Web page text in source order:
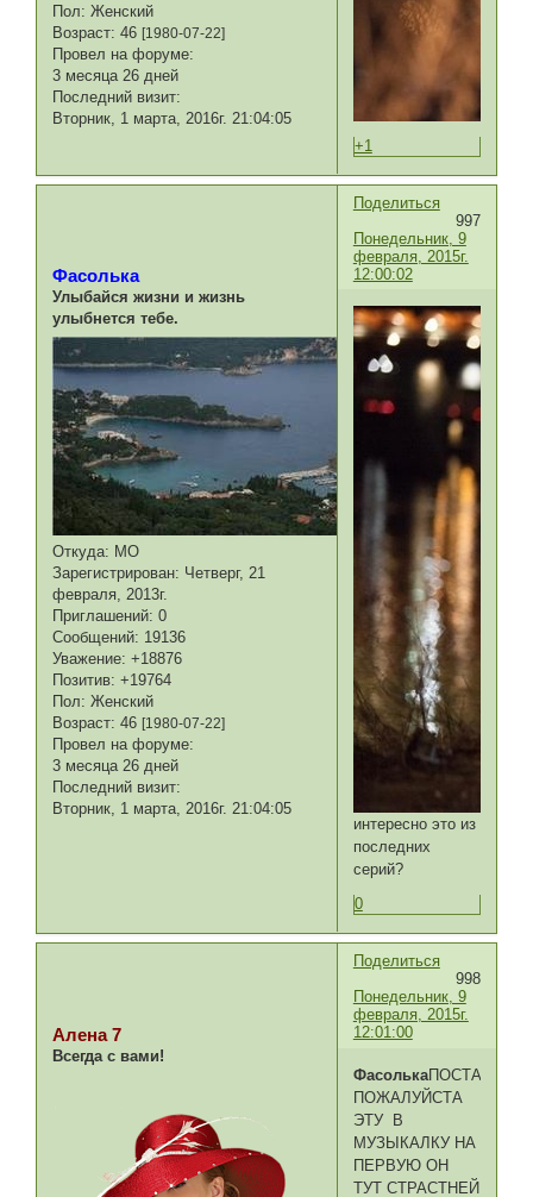
Пол: Женский
Возраст: 46[1980-07-22]
Провел на форуме:
3 месяца 26 дней
Последний визит:
Вторник, 1 марта, 2016г. 21:04:05
+1
Поделиться
997
Понедельник, 9
февраля, 2015г.
12:00:02
Фасолька
Улыбайся жизни и жизнь
улыбнется тебе.
Откуда: МО
Зарегистрирован: Четверг, 21
февраля, 2013г.
Приглашений: 0
Сообщений: 19136
Уважение: +18876
Позитив: +19764
Пол: Женский
Возраст: 46[1980-07-22]
Провел на форуме:
3 месяца 26 дней
Последний визит:
Вторник, 1 марта, 2016г. 21:04:05
интересно это из
последних
серий?
0
Поделиться
998
Понедельник, 9
февраля, 2015г.
12:01:00
Алена 7
Всегда с вами!
ФасолькаПОСТАВЬ
ПОЖАЛУЙСТА
ЭТУ В
МУЗЫКАЛКУ НА
ПЕРВУЮ ОН
ТУТ СТРАСТНЕЙ